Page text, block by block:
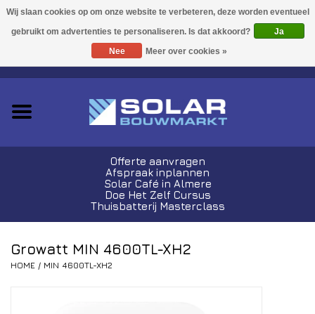
0 Artikelen - €0,00
Acties!
Kabels en Stekkers
Offerte aanvragen
Afspraak inplannen
Solar Café in Almere
Doe Het Zelf Cursus
Thuisbatterij Masterclass
Growatt MIN 4600TL-XH2
HOME / MIN 4600TL-XH2
Ja
Nee
Meer over cookies »